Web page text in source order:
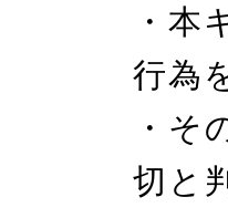
・本
行為
・そ
切と